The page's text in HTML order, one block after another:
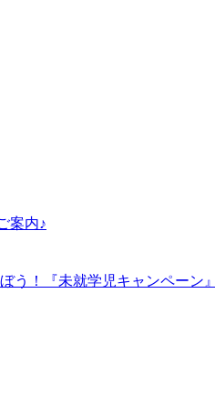
案内♪
う！『未就学児キャンペーン』